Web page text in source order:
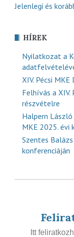
Jelenlegi és
HÍREK
Nyilatkozat a
XIV. Pécsi
Felhívás a
részvételre
Halpern László
MKE 2025. évi
Szentes
konferenciáján
Itt